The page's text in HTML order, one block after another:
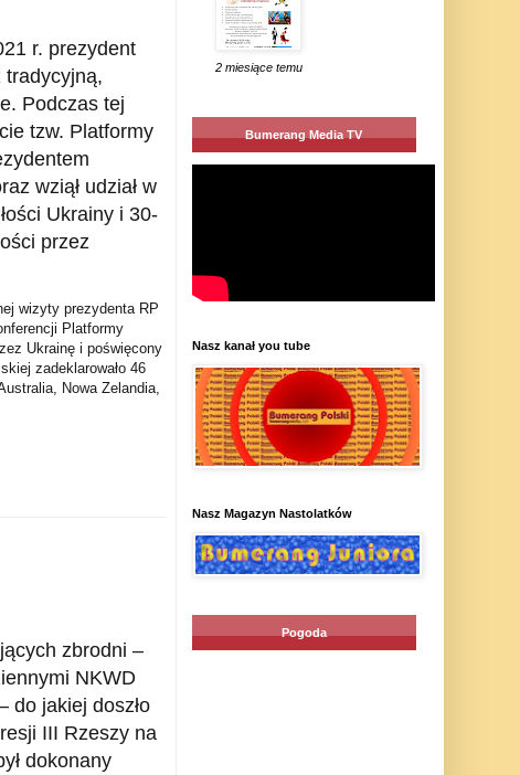
r. prezydent
tradycyjną,
Podczas tej
tzw. Platformy
wziął udział w
Ukrainy i 30-
przez
wizyty prezydenta RP
Platformy
Ukrainę i poświęcony
zadeklarowało 46
Nowa Zelandia,
zbrodni –
NKWD
do jakiej doszło
III Rzeszy na
dokonany
2 miesiące temu
Bumerang Media TV
Nasz kanał you tube
Nasz Magazyn Nastolatków
Pogoda